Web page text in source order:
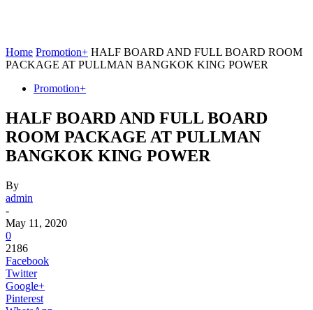
Home Promotion+ HALF BOARD AND FULL BOARD ROOM
PACKAGE AT PULLMAN BANGKOK KING POWER
Promotion+
HALF BOARD AND FULL BOARD
ROOM PACKAGE AT PULLMAN
BANGKOK KING POWER
By
admin
-
May 11, 2020
0
2186
Facebook
Twitter
Google+
Pinterest